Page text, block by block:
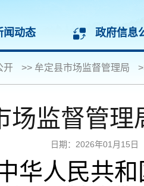
闻动态 政府信息
开 >> 牟定县市场监督管理局
场监督管
日期：2026年01月15
华人民共